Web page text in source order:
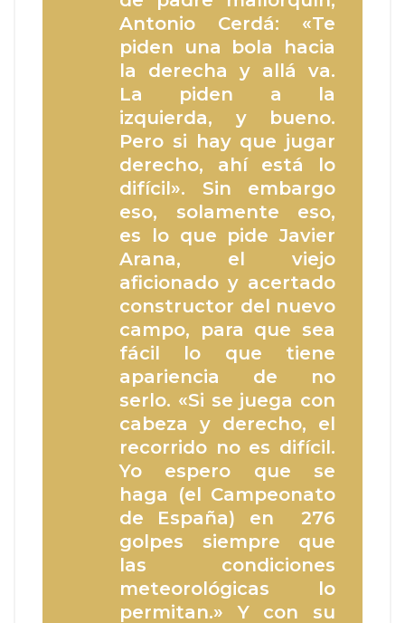
Antonio Cerdá: «Te
piden una bola hacia
la derecha y allá va.
La piden a la
izquierda, y bueno.
Pero si hay que jugar
derecho, ahí está lo
difícil». Sin embargo
eso, solamente eso,
es lo que pide Javier
Arana, el viejo
aficionado y acertado
constructor del nuevo
campo, para que sea
fácil lo que tiene
apariencia de no
serlo. «Si se juega con
cabeza y derecho, el
recorrido no es difícil.
Yo espero que se
haga (el Campeonato
de España) en 276
golpes siempre que
las condiciones
meteorológicas lo
permitan.» Y con su